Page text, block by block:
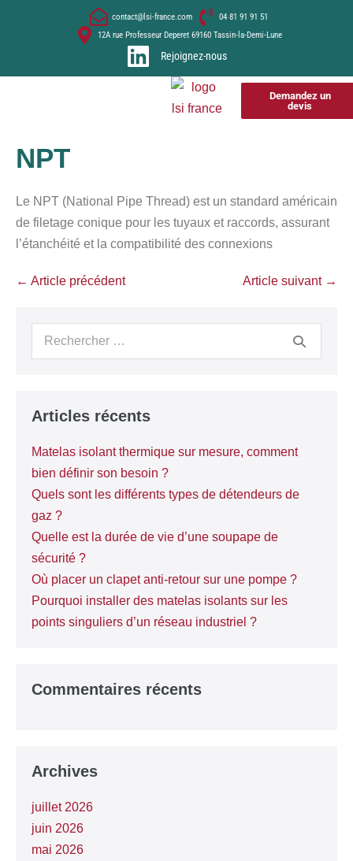
contact@lsi-france.com
04 81 91 91 51
12A rue Professeur Deperet 69160 Tassin-la-Demi-Lune
Rejoignez-nous
Demandez un
devis
NPT
Le NPT (National Pipe Thread) est un standard américain
de filetage conique pour les tuyaux et raccords, assurant
l’étanchéité et la compatibilité des connexions
← Article précédent Article suivant →
Articles récents
Matelas isolant thermique sur mesure, comment
bien définir son besoin ?
Quels sont les différents types de détendeurs de
gaz ?
Quelle est la durée de vie d’une soupape de
sécurité ?
Où placer un clapet anti-retour sur une pompe ?
Pourquoi installer des matelas isolants sur les
points singuliers d’un réseau industriel ?
Commentaires récents
Archives
juillet 2026
juin 2026
mai 2026